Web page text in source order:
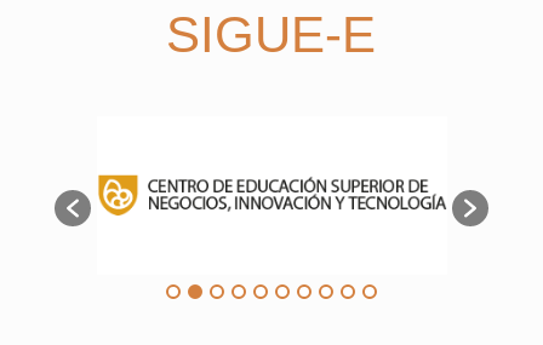
SIGUE-E